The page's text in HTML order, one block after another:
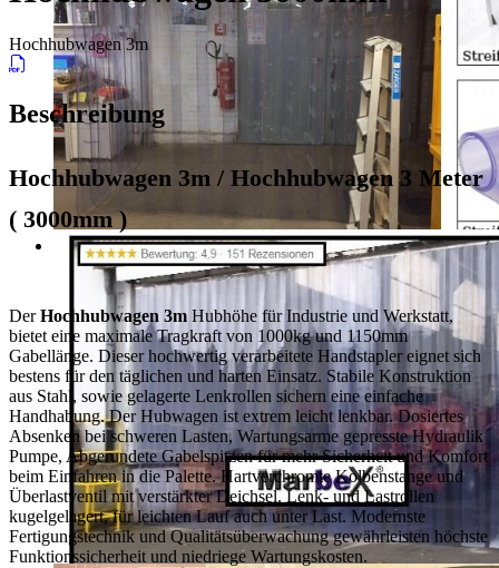
Hochhubwagen 3m
Beschreibung
Hochhubwagen 3m / Hochhubwagen 3 Meter
( 3000mm )
DerHochhubwagen 3m Hubhöhe für Industrie und Werkstatt,
bietet eine maximale Tragkraft von 1000kg und 1150mm
Gabellänge. Dieser hochwertig verarbeitete Handstapler eignet sich
bestens für den täglichen und harten Einsatz. Stabile Konstruktion
aus Stahl, sowie gelagerte Lenkrollen sichern eine einfache
Handhabung. Der Hubwagen ist extrem leicht lenkbar. Dosiertes
Absenken bei schweren Lasten, Wartungsarme gepresste Hydraulik
Pumpe, Abgerundete Gabelspitzen für mehr Sicherheit und Komfort
beim Einfahren in die Palette. Hartverchromte Kolbenstange und
Überlastventil mit verstärkter Deichsel. Lenk- und Lastrollen
kugelgelagert, für leichten Lauf auch unter Last. Modernste
Fertigungstechnik und Qualitätsüberwachung gewährleisten höchste
Funktionssicherheit und niedriege Wartungskosten.